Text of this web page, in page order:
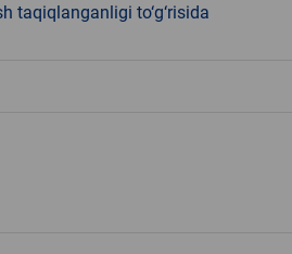
taqiqlanganligi to‘g‘risida